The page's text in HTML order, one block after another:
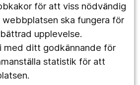
för att viss nödvändig
ska fungera för
upplevelse.
med ditt godkännande för
statistik för att